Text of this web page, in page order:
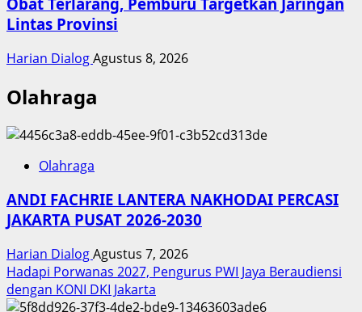
Lintas Provinsi
Harian DialogAgustus 8, 2026
Olahraga
Olahraga
ANDI FACHRIE LANTERA NAKHODAI PERCASI
JAKARTA PUSAT 2026-2030
Harian DialogAgustus 7, 2026
Hadapi Porwanas 2027, Pengurus PWI Jaya Beraudiensi
dengan KONI DKI Jakarta